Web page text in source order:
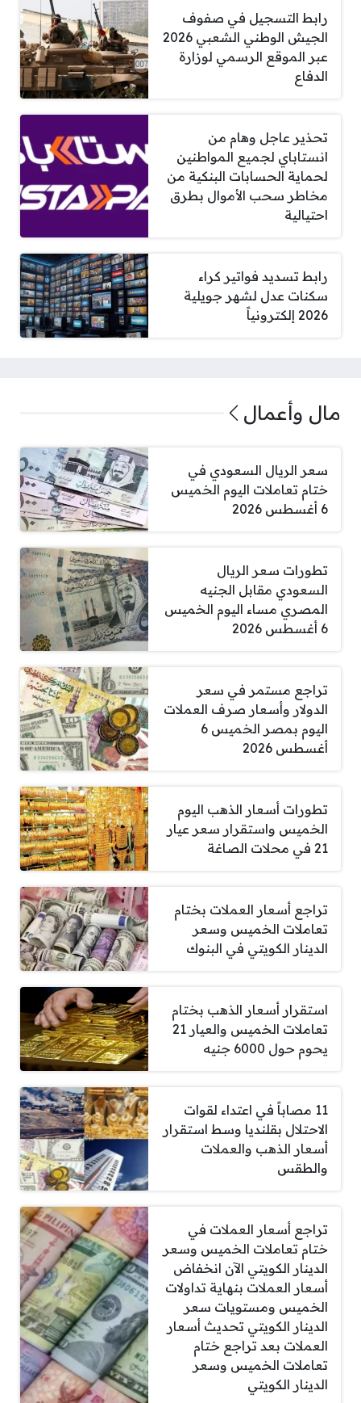
رابط التسجيل في صفوف
الجيش الوطني الشعبي 2026
عبر الموقع الرسمي لوزارة
الدفاع
تحذير عاجل وهام من
انستاباي لجميع المواطنين
لحماية الحسابات البنكية من
مخاطر سحب الأموال بطرق
احتيالية
رابط تسديد فواتير كراء
سكنات عدل لشهر جويلية
2026 إلكترونياً
مال وأعمال
سعر الريال السعودي في
ختام تعاملات اليوم الخميس
6 أغسطس 2026
تطورات سعر الريال
السعودي مقابل الجنيه
المصري مساء اليوم الخميس
6 أغسطس 2026
تراجع مستمر في سعر
الدولار وأسعار صرف العملات
اليوم بمصر الخميس 6
أغسطس 2026
تطورات أسعار الذهب اليوم
الخميس واستقرار سعر عيار
21 في محلات الصاغة
تراجع أسعار العملات بختام
تعاملات الخميس وسعر
الدينار الكويتي في البنوك
استقرار أسعار الذهب بختام
تعاملات الخميس والعيار 21
يحوم حول 6000 جنيه
11 مصاباً في اعتداء لقوات
الاحتلال بقلنديا وسط استقرار
أسعار الذهب والعملات
والطقس
تراجع أسعار العملات في
ختام تعاملات الخميس وسعر
الدينار الكويتي الآن انخفاض
أسعار العملات بنهاية تداولات
الخميس ومستويات سعر
الدينار الكويتي تحديث أسعار
العملات بعد تراجع ختام
تعاملات الخميس وسعر
الدينار الكويتي